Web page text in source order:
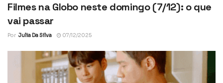
Filmes na Globo neste domingo (7/12): o que
vai passar
Por Julia Da Silva 07/12/2025